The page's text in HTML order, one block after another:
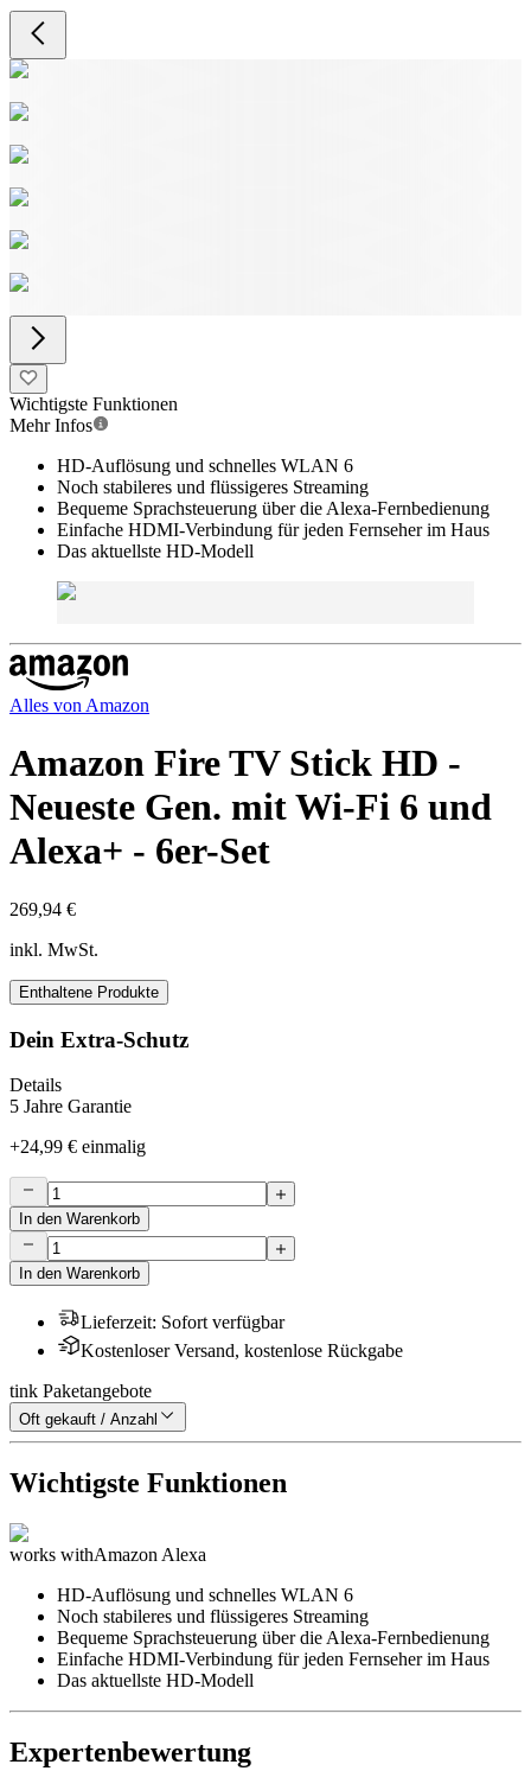
Wichtigste Funktionen
Mehr Infos
HD-Auflösung und schnelles WLAN 6
Noch stabileres und flüssigeres Streaming
Bequeme Sprachsteuerung über die Alexa-Fernbedienung
Einfache HDMI-Verbindung für jeden Fernseher im Haus
Das aktuellste HD-Modell
Alles von Amazon
Amazon Fire TV Stick HD -
Neueste Gen. mit Wi-Fi 6 und
Alexa+ - 6er-Set
269,94 €
inkl. MwSt.
Enthaltene Produkte
Dein Extra-Schutz
Details
5 Jahre Garantie
+24,99 € einmalig
In den Warenkorb
In den Warenkorb
Lieferzeit: Sofort verfügbar
Kostenloser Versand, kostenlose Rückgabe
tink Paketangebote
Oft gekauft / Anzahl
Wichtigste Funktionen
works withAmazon Alexa
HD-Auflösung und schnelles WLAN 6
Noch stabileres und flüssigeres Streaming
Bequeme Sprachsteuerung über die Alexa-Fernbedienung
Einfache HDMI-Verbindung für jeden Fernseher im Haus
Das aktuellste HD-Modell
Expertenbewertung